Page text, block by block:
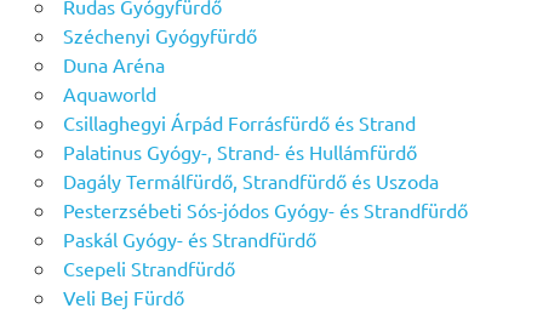
Rudas Gyógyfürdő
Széchenyi Gyógyfürdő
Duna Aréna
Aquaworld
Csillaghegyi Árpád Forrásfürdő és Strand
Palatinus Gyógy-, Strand- és Hullámfürdő
Dagály Termálfürdő, Strandfürdő és Uszoda
Pesterzsébeti Sós-jódos Gyógy- és Strandfürdő
Paskál Gyógy- és Strandfürdő
Csepeli Strandfürdő
Veli Bej Fürdő